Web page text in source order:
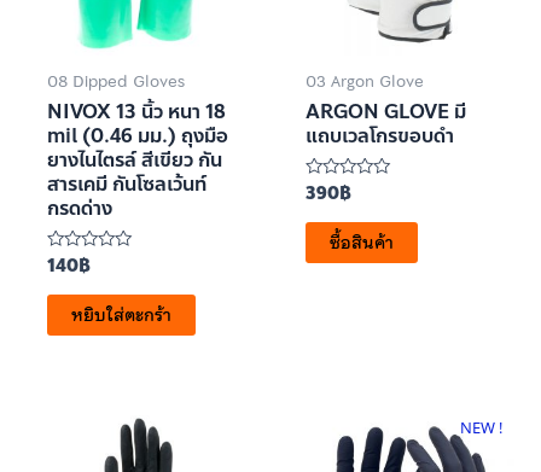
08 Dipped Gloves
NIVOX 13 นิ้ว หนา 18
mil (0.46 มม.) ถุงมือ
ยางไนไตรล์ สีเขียว กัน
สารเคมี กันโซลเว้นท์
กรดด่าง
ให้
คะแนน
0
ตั้งแต่
5
140฿
หยิบใส่ตะกร้า
03 Argon Glove
ARGON GLOVE มี
แถบเวลโกรขอบดำ
ให้
คะแนน
0
ตั้งแต่
5
390฿
ซื้อสินค้า
NEW !